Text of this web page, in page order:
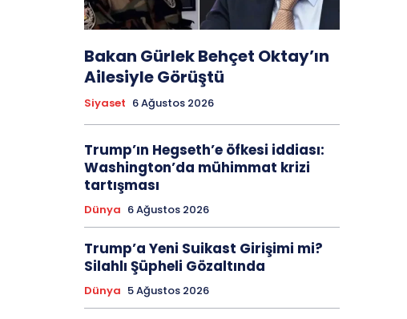
Bakan Gürlek Behçet Oktay’ın
Ailesiyle Görüştü
Siyaset 6 Ağustos 2026
Trump’ın Hegseth’e öfkesi iddiası:
Washington’da mühimmat krizi
tartışması
Dünya 6 Ağustos 2026
Trump’a Yeni Suikast Girişimi mi?
Silahlı Şüpheli Gözaltında
Dünya 5 Ağustos 2026